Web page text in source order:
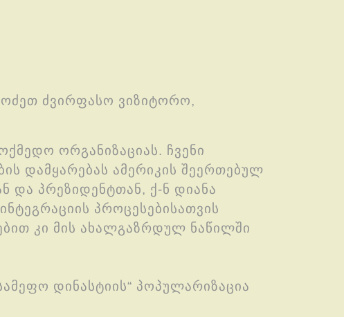
ძვირფასო ვიზიტორო,
ორგანიზაციას. ჩვენი
დამყარებას ამერიკის შეერთებულ
და პრეზიდენტთან, ქ-ნ დიანა
პროცესებისათვის
კი მის ახალგაზრდულ ნაწილში
დინასტიის“ პოპულარიზაცია